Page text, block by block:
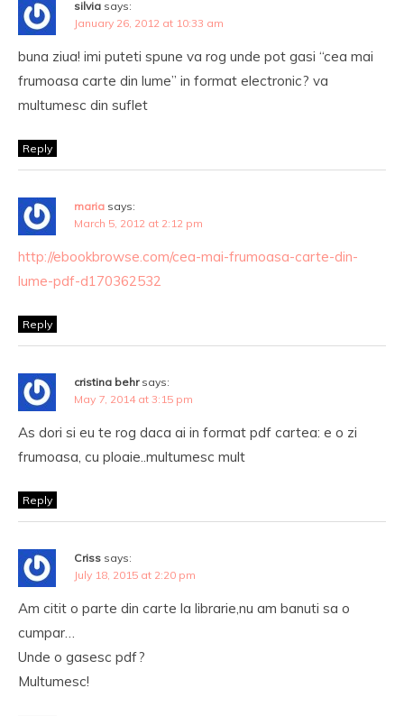
silvia says:
January 26, 2012 at 10:33 am
buna ziua! imi puteti spune va rog unde pot gasi “cea mai
frumoasa carte din lume” in format electronic? va
multumesc din suflet
Reply
maria says:
March 5, 2012 at 2:12 pm
http://ebookbrowse.com/cea-mai-frumoasa-carte-din-
lume-pdf-d170362532
Reply
cristina behr says:
May 7, 2014 at 3:15 pm
As dori si eu te rog daca ai in format pdf cartea: e o zi
frumoasa, cu ploaie..multumesc mult
Reply
Criss says:
July 18, 2015 at 2:20 pm
Am citit o parte din carte la librarie,nu am banuti sa o
cumpar…
Unde o gasesc pdf?
Multumesc!